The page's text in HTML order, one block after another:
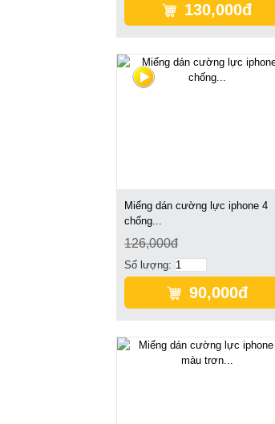
130,000đ
Miếng dán cường lực iphone 4
chống...
126,000đ
Số lượng:
90,000đ